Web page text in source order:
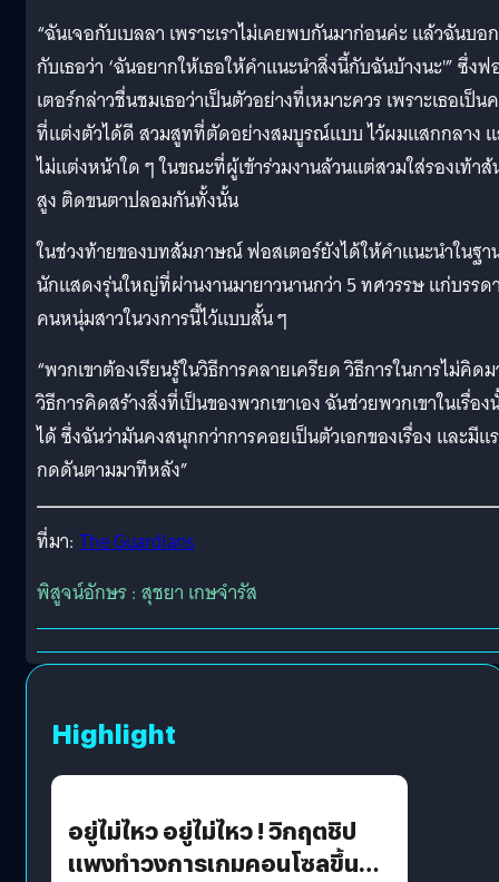
“ฉันเจอกับเบลลา เพราะเราไม่เคยพบกันมาก่อนค่ะ แล้วฉันบอก
กับเธอว่า ‘ฉันอยากให้เธอให้คำแนะนำสิ่งนี้กับฉันบ้างนะ'” ซึ่ง
เตอร์กล่าวชื่นชมเธอว่าเป็นตัวอย่างที่เหมาะควร เพราะเธอเป็น
ที่แต่งตัวได้ดี สวมสูทที่ตัดอย่างสมบูรณ์แบบ ไว้ผมแสกกลาง
ไม่แต่งหน้าใด ๆ ในขณะที่ผู้เข้าร่วมงานล้วนแต่สวมใส่รองเท้าส้
สูง ติดขนตาปลอมกันทั้งนั้น
ในช่วงท้ายของบทสัมภาษณ์ ฟอสเตอร์ยังได้ให้คำแนะนำในฐา
นักแสดงรุ่นใหญ่ที่ผ่านงานมายาวนานกว่า 5 ทศวรรษ แก่บรรด
คนหนุ่มสาวในวงการนี้ไว้แบบสั้น ๆ
“พวกเขาต้องเรียนรู้ในวิธีการคลายเครียด วิธีการในการไม่คิด
วิธีการคิดสร้างสิ่งที่เป็นของพวกเขาเอง ฉันช่วยพวกเขาในเรื่อง
ได้ ซึ่งฉันว่ามันคงสนุกกว่าการคอยเป็นตัวเอกของเรื่อง และมีแ
กดดันตามมาทีหลัง”
ที่มา: The Guardians
พิสูจน์อักษร : สุชยา เกษจำรัส
Highlight
อยู่ไม่ไหว อยู่ไม่ไหว ! วิกฤตชิป
แพงทำวงการเกมคอนโซลขึ้น